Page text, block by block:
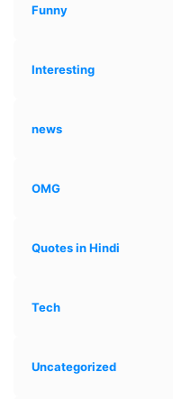
Funny
Interesting
news
OMG
Quotes in Hindi
Tech
Uncategorized